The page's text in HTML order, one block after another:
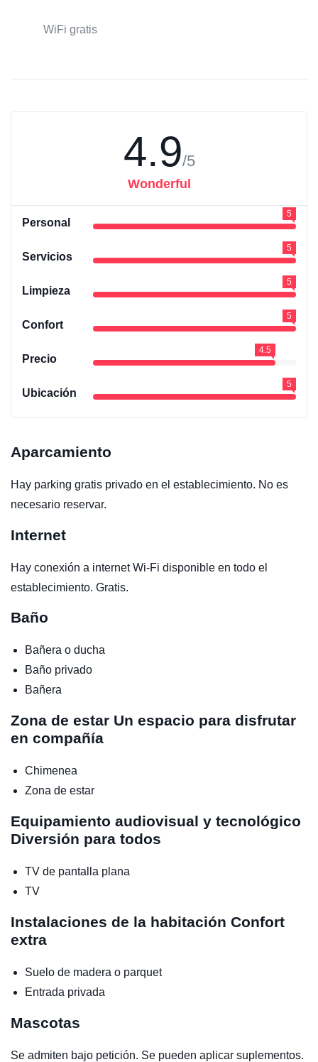
WiFi gratis
4.9/5
Wonderful
Personal
5
Servicios
5
Limpieza
5
Confort
5
Precio
4.5
Ubicación
5
Aparcamiento
Hay parking gratis privado en el establecimiento. No es
necesario reservar.
Internet
Hay conexión a internet Wi-Fi disponible en todo el
establecimiento. Gratis.
Baño
Bañera o ducha
Baño privado
Bañera
Zona de estar Un espacio para disfrutar
en compañía
Chimenea
Zona de estar
Equipamiento audiovisual y tecnológico
Diversión para todos
TV de pantalla plana
TV
Instalaciones de la habitación Confort
extra
Suelo de madera o parquet
Entrada privada
Mascotas
Se admiten bajo petición. Se pueden aplicar suplementos.